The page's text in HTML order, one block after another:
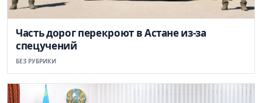
Часть дорог перекроют в Астане из-за
спецучений
БЕЗ РУБРИКИ